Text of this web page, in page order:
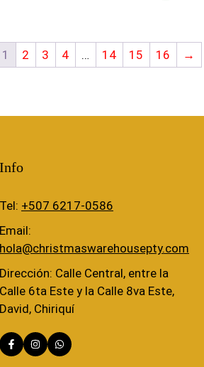
1 2 3 4 … 14 15 16 →
Info
Tel: +507 6217-0586
Email:
hola@christmaswarehousepty.com
Dirección: Calle Central, entre la
Calle 6ta Este y la Calle 8va Este,
David, Chiriquí